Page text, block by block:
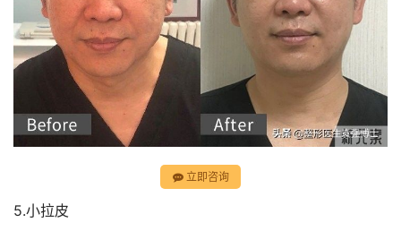
立即咨询
5.小拉皮